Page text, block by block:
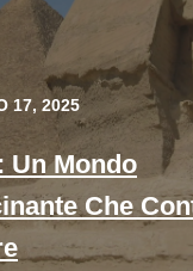
17, 2025
Un Mondo
Che